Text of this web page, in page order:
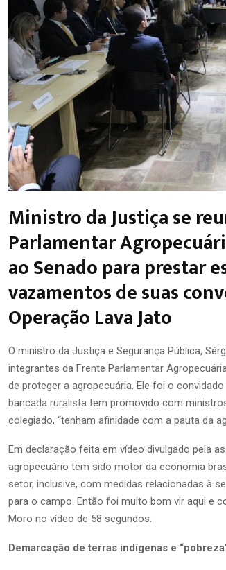
Ministro da Justiça se
Parlamentar
ao Senado para prestar
vazamentos de suas
Operação Lava Jato
O ministro da Justiça e Segurança Pública,
integrantes da Frente Parlamentar
de proteger a agropecuária. Ele foi o
bancada ruralista tem promovido com
colegiado, “tenham afinidade com a pauta da
Em declaração feita em vídeo divulgado pela
agropecuário tem sido motor da economia
setor, inclusive, com medidas relacionadas à
para o campo. Então foi muito bom vir aqui e
Moro no vídeo de 58 segundos.
Demarcação de terras indígenas e